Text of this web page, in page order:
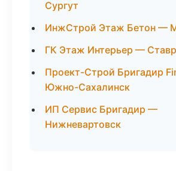
Сургут
ИнжСтрой Этаж Бетон —
ГК Этаж Интерьер —
Проект-Строй Бригадир
Южно-Сахалинск
ИП Сервис Бригадир —
Нижневартовск